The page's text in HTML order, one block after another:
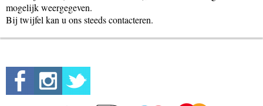
mogelijk weergegeven.
Bij twijfel kan u ons steeds contacteren.